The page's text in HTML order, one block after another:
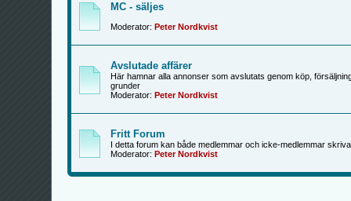
MC - säljes
Moderator: Peter Nordkvist
Avslutade affärer
Här hamnar alla annonser som avslutats genom köp,
grunder
Moderator: Peter Nordkvist
Fritt Forum
I detta forum kan både medlemmar och icke-medlemmar
Moderator: Peter Nordkvist